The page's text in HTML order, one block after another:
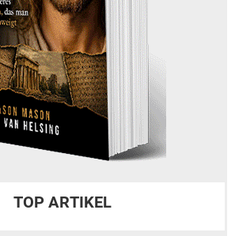
TOP ARTIKEL